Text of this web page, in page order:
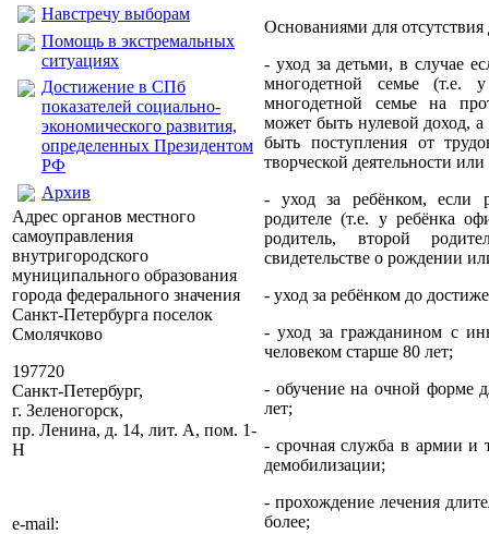
Навстречу выборам
Помощь в экстремальных
ситуациях
Достижение в СПб
показателей социально-
экономического развития,
определенных Президентом
РФ
Архив
Адрес органов местного
самоуправления
внутригородского
муниципального образования
города федерального значения
Санкт-Петербурга поселок
Смолячково
197720
Санкт-Петербург,
г. Зеленогорск,
пр. Ленина, д. 14, лит. А, пом. 1-
Н
e-mail:
Основаниями для
- уход за детьми, в случае
многодетной семье (т.е.
многодетной семье на
может быть нулевой доход,
быть поступления от
творческой деятельности
- уход за ребёнком, если
родителе (т.е. у ребёнка
родитель, второй
свидетельстве о рождении
- уход за ребёнком до
- уход за гражданином с
человеком старше 80 лет;
- обучение на очной форме
лет;
- срочная служба в армии и
демобилизации;
- прохождение лечения
более;